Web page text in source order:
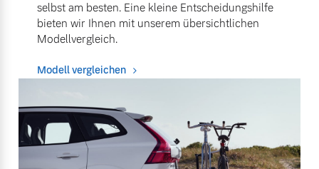
selbst am besten. Eine kleine Entscheidungshilfe
bieten wir Ihnen mit unserem übersichtlichen
Modellvergleich.
Modell vergleichen